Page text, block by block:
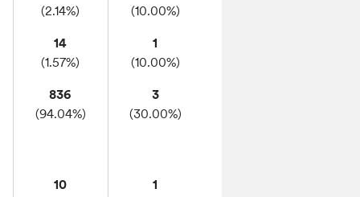
(2.14%)
(10.00%)
14
(1.57%)
1
(10.00%)
836
(94.04%)
3
(30.00%)
10
1